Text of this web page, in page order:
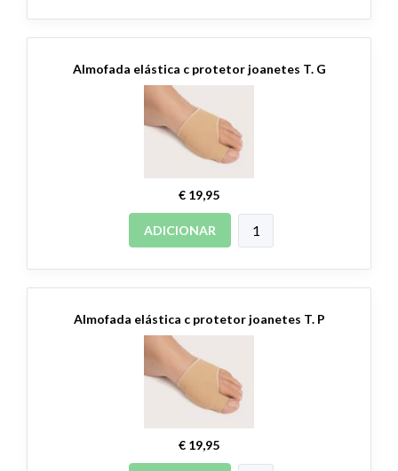
Almofada elástica c protetor joanetes T. G
€ 19,95
ADICIONAR
Almofada elástica c protetor joanetes T. P
€ 19,95